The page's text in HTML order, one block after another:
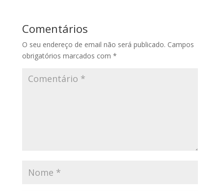
Comentários
O seu endereço de email não será publicado. Campos
obrigatórios marcados com *